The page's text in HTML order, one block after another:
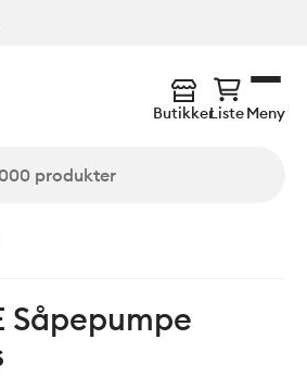
ButikkerListeMeny
Såpepumpe